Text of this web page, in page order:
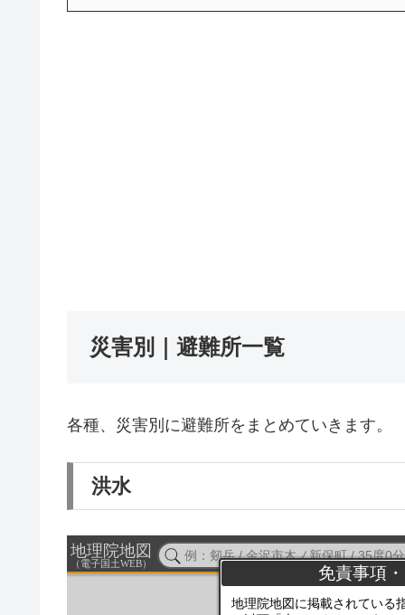
災害別｜避難所一覧
各種、災害別に避難所をまとめていきます。
洪水